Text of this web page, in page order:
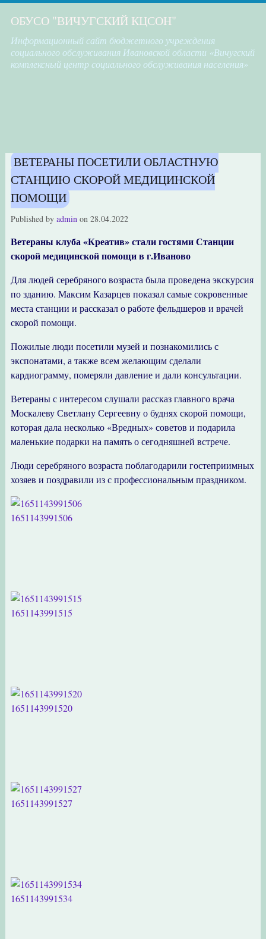
ОБУСО "ВИЧУГСКИЙ КЦСОН"
Информационный сайт бюджетного учреждения
социального обслуживания Ивановской области «Вичугский
комплексный центр социального обслуживания населения»
ВЕТЕРАНЫ ПОСЕТИЛИ ОБЛАСТНУЮ
СТАНЦИЮ СКОРОЙ МЕДИЦИНСКОЙ
ПОМОЩИ
Published by adminon 28.04.2022
Ветераны клуба «Креатив» стали гостями Станции
скорой медицинской помощи в г.Иваново
Для людей серебряного возраста была проведена экскурсия
по зданию. Максим Казарцев показал самые сокровенные
места станции и рассказал о работе фельдшеров и врачей
скорой помощи.
Пожилые люди посетили музей и познакомились с
экспонатами, а также всем желающим сделали
кардиограмму, померяли давление и дали консультации.
Ветераны с интересом слушали рассказ главного врача
Москалеву Светлану Сергеевну о буднях скорой помощи,
которая дала несколько «Вредных» советов и подарила
маленькие подарки на память о сегодняшней встрече.
Люди серебряного возраста поблагодарили гостеприимных
хозяев и поздравили из с профессиональным праздником.
1651143991506
1651143991515
1651143991520
1651143991527
1651143991534